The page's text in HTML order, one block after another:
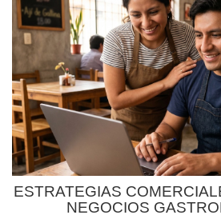
ESTRATEGIAS
NEGOCIOS